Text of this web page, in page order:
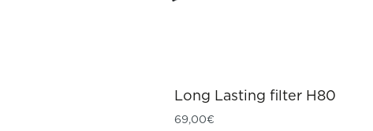
Long Lasting filter H80
69,00€